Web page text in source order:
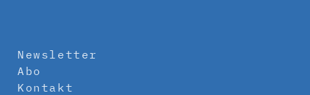
Newsletter
Abo
Kontakt